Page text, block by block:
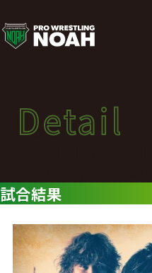
試
合
結
果
|
プ
ロ
Detail
試合結果
Detail
試合結果